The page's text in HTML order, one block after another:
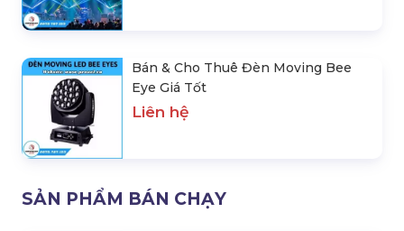
Bán & Cho Thuê Đèn Moving Bee
Eye Giá Tốt
Liên hệ
SẢN PHẨM BÁN CHẠY